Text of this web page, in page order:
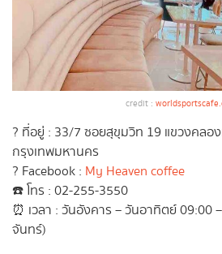
credit :
? ที่อยู่ : 33/7 ซอยสุขุมวิท 19 แขวงคลอ
กรุงเทพมหานคร
? Facebook : My Heaven coffee
☎️ โทร : 02-255-3550
⏰ เวลา : วันอังคาร – วันอาทิตย์ 09:00
จันทร์)